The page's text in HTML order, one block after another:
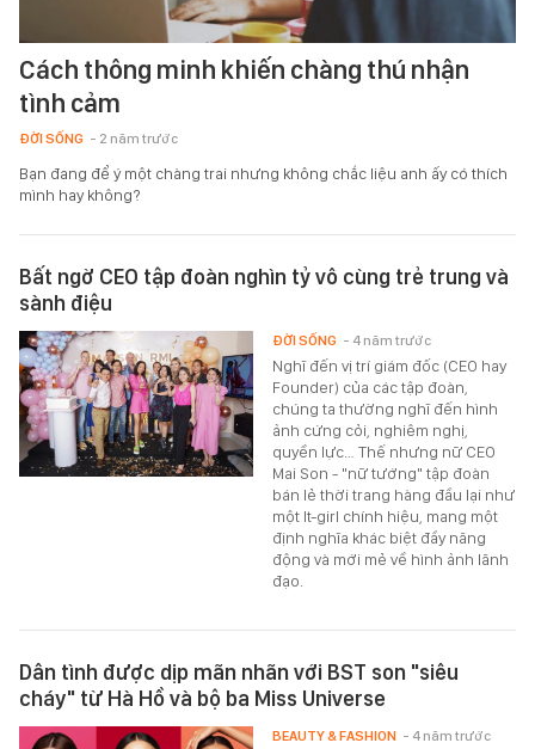
Cách thông minh khiến chàng thú nhận
tình cảm
ĐỜI SỐNG - 2 năm trước
Bạn đang để ý một chàng trai nhưng không chắc liệu anh ấy có thích
mình hay không?
Bất ngờ CEO tập đoàn nghìn tỷ vô cùng trẻ trung và
sành điệu
Nghĩ đến vị trí giám đốc (CEO hay
Founder) của các tập đoàn,
chúng ta thường nghĩ đến hình
ảnh cứng cỏi, nghiêm nghị,
quyền lực… Thế nhưng nữ CEO
Mai Son - "nữ tướng" tập đoàn
bán lẻ thời trang hàng đầu lại như
một It-girl chính hiệu, mang một
định nghĩa khác biệt đầy năng
động và mới mẻ về hình ảnh lãnh
đạo.
ĐỜI SỐNG - 4 năm trước
Dân tình được dịp mãn nhãn với BST son "siêu
cháy" từ Hà Hồ và bộ ba Miss Universe
BEAUTY & FASHION - 4 năm trước